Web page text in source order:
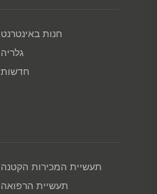
חנות באינטרנט
גלריה
חדשות
תעשיית המכירות הקטנה
תעשיית הרפואה